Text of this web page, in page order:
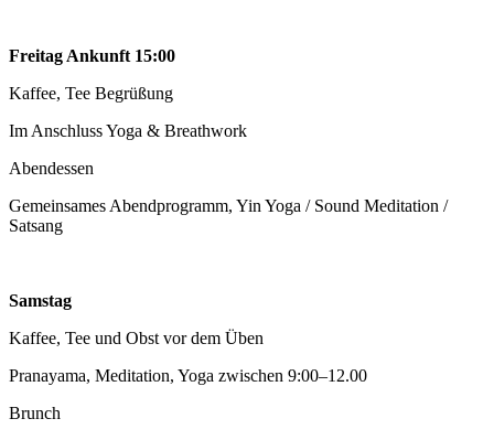
Freitag Ankunft 15:00
Kaffee, Tee Begrüßung
Im Anschluss Yoga & Breathwork
Abendessen
Gemeinsames Abendprogramm, Yin Yoga / Sound Meditation /
Satsang
Samstag
Kaffee, Tee und Obst vor dem Üben
Pranayama, Meditation, Yoga zwischen 9:00–12.00
Brunch